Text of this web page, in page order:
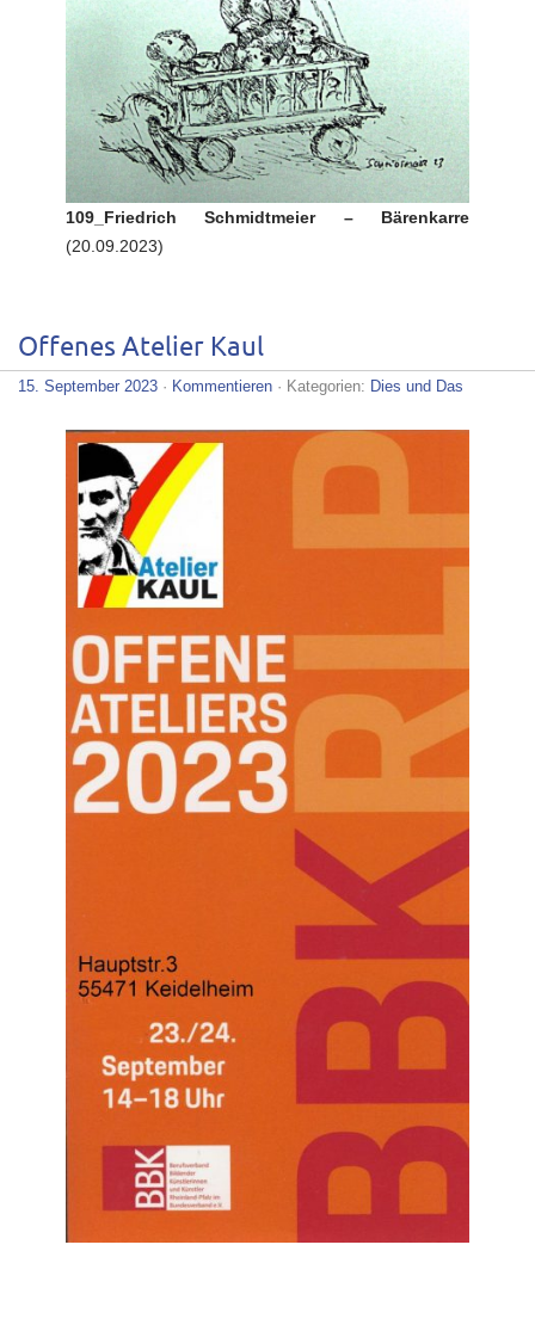
109_Friedrich Schmidtmeier – Bärenkarre
(20.09.2023)
Offenes Atelier Kaul
15. September 2023 · Kommentieren · Kategorien: Dies und Das